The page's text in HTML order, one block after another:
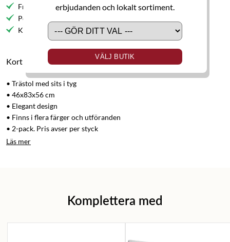
erbjudanden och lokalt sortiment.
VÄLJ BUTIK
Fri frakt till butik
Personlig service
Kvalitetsmöbler
Kort produktbeskrivning
• Trästol med sits i tyg
• 46x83x56 cm
• Elegant design
• Finns i flera färger och utföranden
• 2-pack. Pris avser per styck
Läs mer
Komplettera med